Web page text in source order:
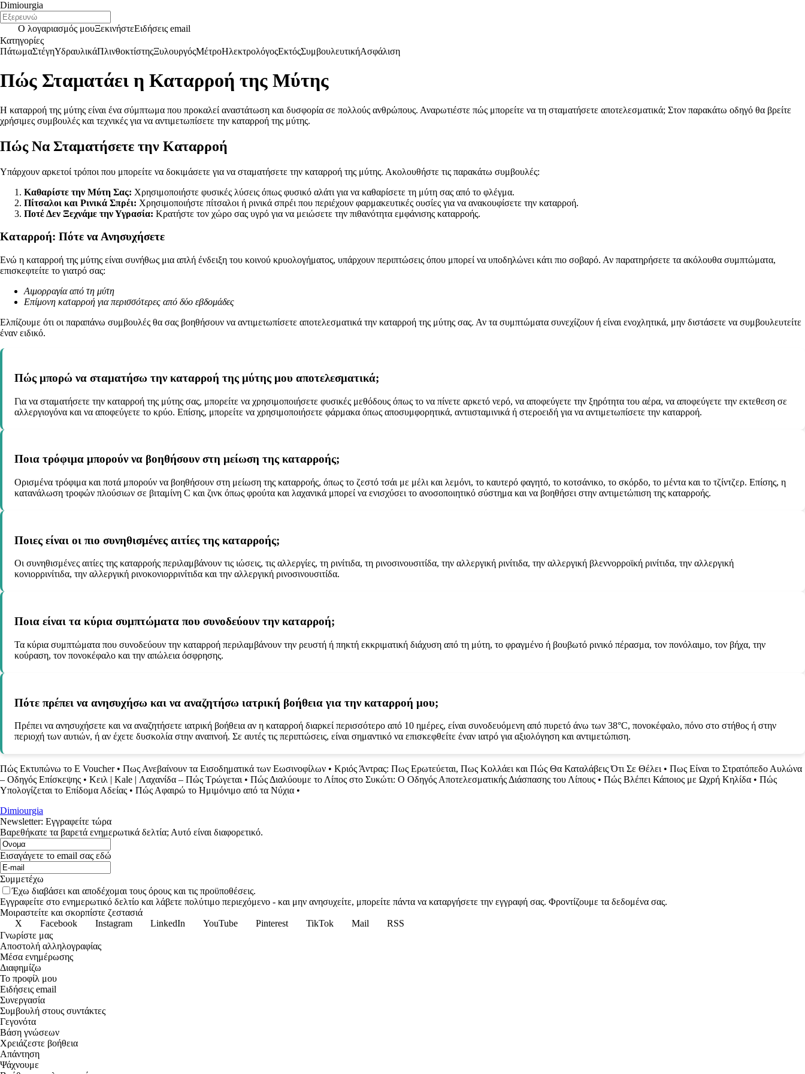
Dimiourgia
Ο λογαριασμός μουΞεκινήστεΕιδήσεις email
Κατηγορίες
ΠάτωμαΣτέγηΥδραυλικάΠλινθοκτίστηςΞυλουργόςΜέτροΗλεκτρολόγοςΕκτόςΣυμβουλευτικήΑσφάλιση
Πώς Σταματάει η Καταρροή της Μύτης
Η καταρροή της μύτης είναι ένα σύμπτωμα που προκαλεί αναστάτωση και δυσφορία σε πολλούς ανθρώπους. Αναρωτιέστε πώς μπορείτε να τη σταματήσετε αποτελεσματικά; Στον παρακάτω οδηγό θα βρείτε
χρήσιμες συμβουλές και τεχνικές για να αντιμετωπίσετε την καταρροή της μύτης.
Πώς Να Σταματήσετε την Καταρροή
Υπάρχουν αρκετοί τρόποι που μπορείτε να δοκιμάσετε για να σταματήσετε την καταρροή της μύτης. Ακολουθήστε τις παρακάτω συμβουλές:
Καθαρίστε την Μύτη Σας: Χρησιμοποιήστε φυσικές λύσεις όπως φυσικό αλάτι για να καθαρίσετε τη μύτη σας από το φλέγμα.
Πίτσαλοι και Ρινικά Σπρέι: Χρησιμοποιήστε πίτσαλοι ή ρινικά σπρέι που περιέχουν φαρμακευτικές ουσίες για να ανακουφίσετε την καταρροή.
Ποτέ Δεν Ξεχνάμε την Υγρασία: Κρατήστε τον χώρο σας υγρό για να μειώσετε την πιθανότητα εμφάνισης καταρροής.
Καταρροή: Πότε να Ανησυχήσετε
Ενώ η καταρροή της μύτης είναι συνήθως μια απλή ένδειξη του κοινού κρυολογήματος, υπάρχουν περιπτώσεις όπου μπορεί να υποδηλώνει κάτι πιο σοβαρό. Αν παρατηρήσετε τα ακόλουθα συμπτώματα,
επισκεφτείτε το γιατρό σας:
Αιμορραγία από τη μύτη
Επίμονη καταρροή για περισσότερες από δύο εβδομάδες
Ελπίζουμε ότι οι παραπάνω συμβουλές θα σας βοηθήσουν να αντιμετωπίσετε αποτελεσματικά την καταρροή της μύτης σας. Αν τα συμπτώματα συνεχίζουν ή είναι ενοχλητικά, μην διστάσετε να συμβουλευτείτε
έναν ειδικό.
Πώς μπορώ να σταματήσω την καταρροή της μύτης μου αποτελεσματικά;
Για να σταματήσετε την καταρροή της μύτης σας, μπορείτε να χρησιμοποιήσετε φυσικές μεθόδους όπως το να πίνετε αρκετό νερό, να αποφεύγετε την ξηρότητα του αέρα, να αποφεύγετε την εκτεθεση σε
αλλεργιογόνα και να αποφεύγετε το κρύο. Επίσης, μπορείτε να χρησιμοποιήσετε φάρμακα όπως αποσυμφορητικά, αντιισταμινικά ή στεροειδή για να αντιμετωπίσετε την καταρροή.
Ποια τρόφιμα μπορούν να βοηθήσουν στη μείωση της καταρροής;
Ορισμένα τρόφιμα και ποτά μπορούν να βοηθήσουν στη μείωση της καταρροής, όπως το ζεστό τσάι με μέλι και λεμόνι, το καυτερό φαγητό, το κοτσάνικο, το σκόρδο, το μέντα και το τζίντζερ. Επίσης, η
κατανάλωση τροφών πλούσιων σε βιταμίνη C και ζινκ όπως φρούτα και λαχανικά μπορεί να ενισχύσει το ανοσοποιητικό σύστημα και να βοηθήσει στην αντιμετώπιση της καταρροής.
Ποιες είναι οι πιο συνηθισμένες αιτίες της καταρροής;
Οι συνηθισμένες αιτίες της καταρροής περιλαμβάνουν τις ιώσεις, τις αλλεργίες, τη ρινίτιδα, τη ρινοσινουσιτίδα, την αλλεργική ρινίτιδα, την αλλεργική βλεννορροϊκή ρινίτιδα, την αλλεργική
κονιορρινίτιδα, την αλλεργική ρινοκονιορρινίτιδα και την αλλεργική ρινοσινουσιτίδα.
Ποια είναι τα κύρια συμπτώματα που συνοδεύουν την καταρροή;
Τα κύρια συμπτώματα που συνοδεύουν την καταρροή περιλαμβάνουν την ρευστή ή πηκτή εκκριματική διάχυση από τη μύτη, το φραγμένο ή βουβωτό ρινικό πέρασμα, τον πονόλαιμο, τον βήχα, την
κούραση, τον πονοκέφαλο και την απώλεια όσφρησης.
Πότε πρέπει να ανησυχήσω και να αναζητήσω ιατρική βοήθεια για την καταρροή μου;
Πρέπει να ανησυχήσετε και να αναζητήσετε ιατρική βοήθεια αν η καταρροή διαρκεί περισσότερο από 10 ημέρες, είναι συνοδευόμενη από πυρετό άνω των 38°C, πονοκέφαλο, πόνο στο στήθος ή στην
περιοχή των αυτιών, ή αν έχετε δυσκολία στην αναπνοή. Σε αυτές τις περιπτώσεις, είναι σημαντικό να επισκεφθείτε έναν ιατρό για αξιολόγηση και αντιμετώπιση.
Πώς Εκτυπώνω το E Voucher• Πως Ανεβαίνουν τα Εισοδηματικά των Εωσινοφίλων • Κριός Άντρας: Πως Ερωτεύεται, Πως Κολλάει και Πώς Θα Καταλάβεις Ότι Σε Θέλει • Πως Είναι το Στρατόπεδο Αυλώνα
– Οδηγός Επίσκεψης • Κειλ | Kale | Λαχανίδα – Πώς Τρώγεται • Πώς Διαλύουμε το Λίπος στο Συκώτι: Ο Οδηγός Αποτελεσματικής Διάσπασης του Λίπους • Πώς Βλέπει Κάποιος με Ωχρή Κηλίδα • Πώς
Υπολογίζεται το Επίδομα Αδείας • Πώς Αφαιρώ το Ημιμόνιμο από τα Νύχια •
Dimiourgia
Newsletter: Εγγραφείτε τώρα
Βαρεθήκατε τα βαρετά ενημερωτικά δελτία; Αυτό είναι διαφορετικό.
Εισαγάγετε το email σας εδώ
Συμμετέχω
Έχω διαβάσει και αποδέχομαι τους όρους και τις προϋποθέσεις.
Εγγραφείτε στο ενημερωτικό δελτίο και λάβετε πολύτιμο περιεχόμενο - και μην ανησυχείτε, μπορείτε πάντα να καταργήσετε την εγγραφή σας. Φροντίζουμε τα δεδομένα σας.
Μοιραστείτε και σκορπίστε ζεστασιά
X
Facebook Instagram LinkedIn YouTube Pinterest TikTok Mail
RSS
Γνωρίστε μας
Αποστολή αλληλογραφίας
Μέσα ενημέρωσης
Διαφημίζω
Το προφίλ μου
Ειδήσεις email
Συνεργασία
Συμβουλή στους συντάκτες
Γεγονότα
Βάση γνώσεων
Χρειάζεστε βοήθεια
Απάντηση
Ψάχνουμε